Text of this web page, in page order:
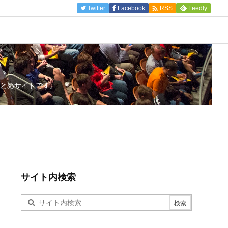
Twitter Facebook  RSS Feedly
めサイトです。
サイト内検索